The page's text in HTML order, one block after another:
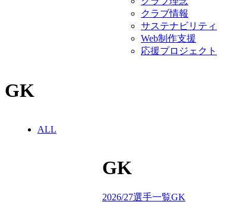
クラブ情報
サステナビリティ
Web制作支援
応援プロジェクト
GK
ALL
GK
2026/27選手一覧GK